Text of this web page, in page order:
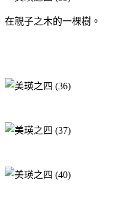
在親子之木的一棵樹。